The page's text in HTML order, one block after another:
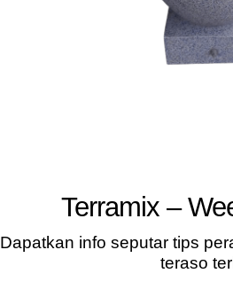
Terramix –
Dapatkan info seputar tips
teraso